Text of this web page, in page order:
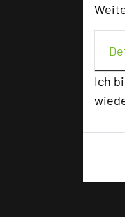
Ich